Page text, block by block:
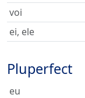
voi
ei, ele
Pluperfect
eu